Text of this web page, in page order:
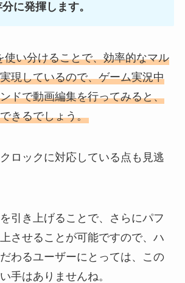
に発揮します。
使い分けることで、効率的なマル
現しているので、ゲーム実況中
ドで動画編集を行ってみると、
きるでしょう。
ロックに対応している点も見逃
引き上げることで、さらにパフ
させることが可能ですので、ハ
わるユーザーにとっては、この
手はありませんね。